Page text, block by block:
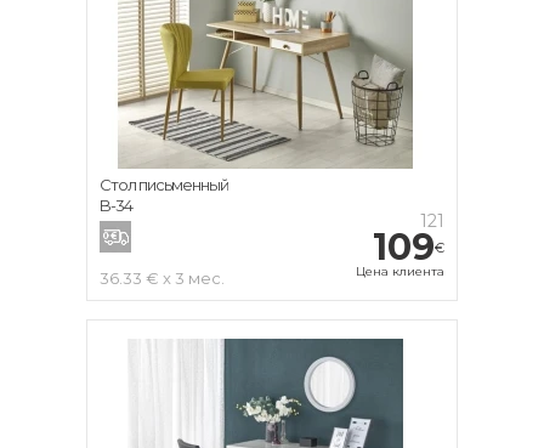
121
109€
Цена клиента
36.33 € x 3 мес.
Стол письменный
B-34